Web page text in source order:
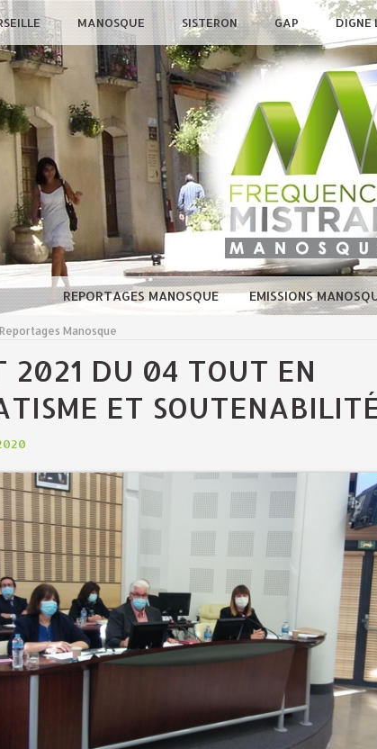
MANOSQUE SISTERON GAP DIGNE
REPORTAGES MANOSQUE EMISSIONS
Reportages Manosque
2021 DU 04 TOUT EN
ET